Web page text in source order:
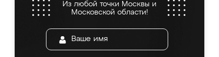
Из любой точки Москвы и
Московской области!